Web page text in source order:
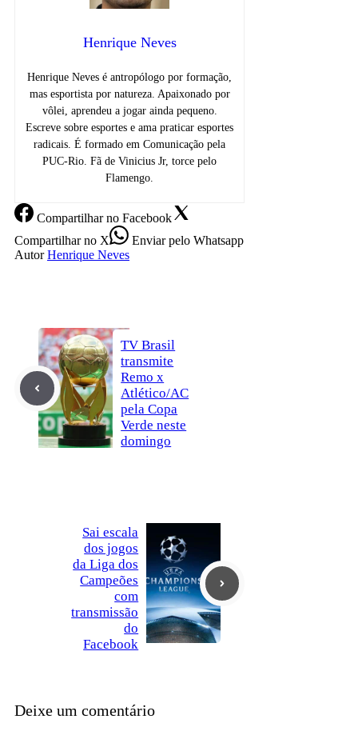
Henrique Neves
Henrique Neves é antropólogo por formação,
mas esportista por natureza. Apaixonado por
vôlei, aprendeu a jogar ainda pequeno.
Escreve sobre esportes e ama praticar esportes
radicais. É formado em Comunicação pela
PUC-Rio. Fã de Vinicius Jr, torce pelo
Flamengo.
Compartilharno Facebook
Compartilharno X Enviarpelo Whatsapp
Autor Henrique Neves
TV Brasil
transmite
Remo x
Atlético/AC
pela Copa
Verde neste
domingo
Sai escala
dos jogos
da Liga dos
Campeões
com
transmissão
do
Facebook
Deixe um comentário